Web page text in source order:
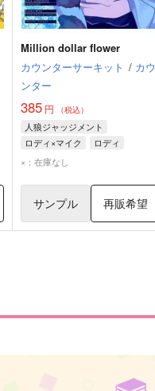
Million dollar flower
カウンターサーキット / カウ
ンター
385 円 （税込）
人狼ジャッジメント
ロディ×マイク
ロディ
マイク
×：在庫なし
サンプル 再販希望